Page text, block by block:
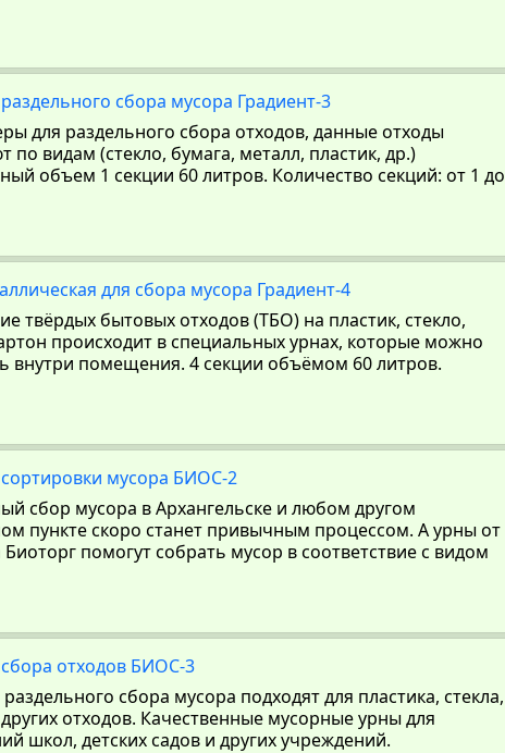
сбора мусора Градиент-3
для раздельного сбора отходов, данные отходы
по видам (стекло, бумага, металл, пластик, др.)
объем 1 секции 60 литров. Количество секций: от 1 до
для сбора мусора Градиент-4
твёрдых бытовых отходов (ТБО) на пластик, стекло,
происходит в специальных урнах, которые можно
внутри помещения. 4 секции объёмом 60 литров.
мусора БИОС-2
сбор мусора в Архангельске и любом другом
пункте скоро станет привычным процессом. А урны от
Биоторг помогут собрать мусор в соответствие с видом
отходов БИОС-3
сбора мусора подходят для пластика, стекла,
отходов. Качественные мусорные урны для
школ, детских садов и других учреждений.